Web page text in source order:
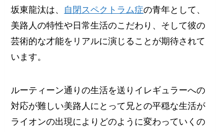
坂東龍汰は、 自閉スペクトラム症の青年として、
美路人の特性や日常生活のこだわり、そして彼の
芸術的な才能をリアルに演じることが期待されて
います。
ルーティーン通りの生活を送りイレギュラーへの
対応が難しい美路人にとって兄との平穏な生活が
ライオンの出現によりどのように変わっていくの